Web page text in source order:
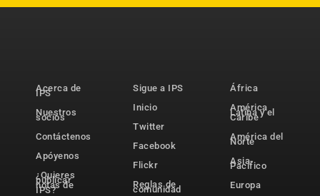
Acerca de
IPS
Nuestros
socios
Contáctenos
Apóyenos
¿Quieres
publicar
notas de
IPS?
Sigue a IPS
Inicio
Twitter
Facebook
Flickr
Reglas de
comunidad
África
América
Latina y el
Caribe
América del
Norte
Asia-
Pacífico
Europa